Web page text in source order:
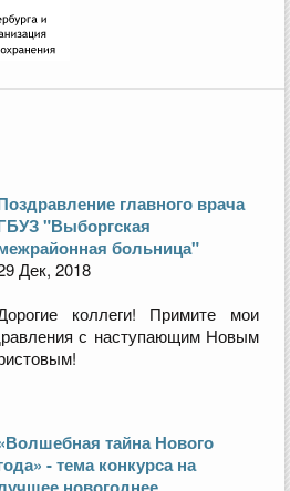
главного врача
"Выборгская
больница"
Дек, 2018
коллеги! Примите мои
с наступающим Новым
тайна Нового
- тема конкурса на